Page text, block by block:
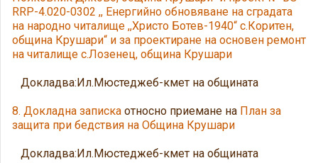
RRP-4.020-0302 ,, Енергийно обновяване на сградата
на народно читалище ,,Христо Ботев-1940“ с.Коритен,
община Крушари“ и за проектиране на основен ремонт
на читалище с.Лозенец, община Крушари
Докладва:Ил.Мюстеджеб-кмет на общината
8. Докладна записка относно приемане на План за
защита при бедствия на Община Крушари
Докладва:Ил.Мюстеджеб-кмет на общината